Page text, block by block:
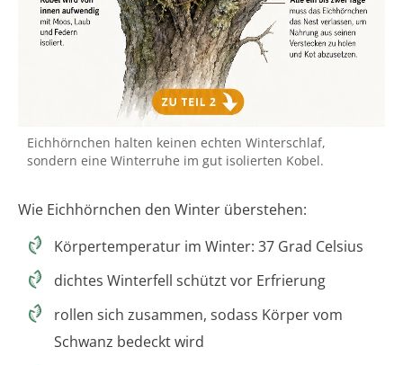
Eichhörnchen halten keinen echten Winterschlaf,
sondern eine Winterruhe im gut isolierten Kobel.
Wie Eichhörnchen den Winter überstehen:
Körpertemperatur im Winter: 37 Grad Celsius
dichtes Winterfell schützt vor Erfrierung
rollen sich zusammen, sodass Körper vom
Schwanz bedeckt wird